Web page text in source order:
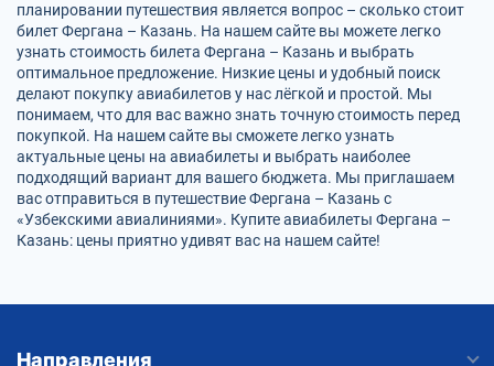
планировании путешествия является вопрос – сколько стоит
билет Фергана – Казань. На нашем сайте вы можете легко
узнать стоимость билета Фергана – Казань и выбрать
оптимальное предложение. Низкие цены и удобный поиск
делают покупку авиабилетов у нас лёгкой и простой. Мы
понимаем, что для вас важно знать точную стоимость перед
покупкой. На нашем сайте вы сможете легко узнать
актуальные цены на авиабилеты и выбрать наиболее
подходящий вариант для вашего бюджета. Мы приглашаем
вас отправиться в путешествие Фергана – Казань с
«Узбекскими авиалиниями». Купите авиабилеты Фергана –
Казань: цены приятно удивят вас на нашем сайте!
Направления